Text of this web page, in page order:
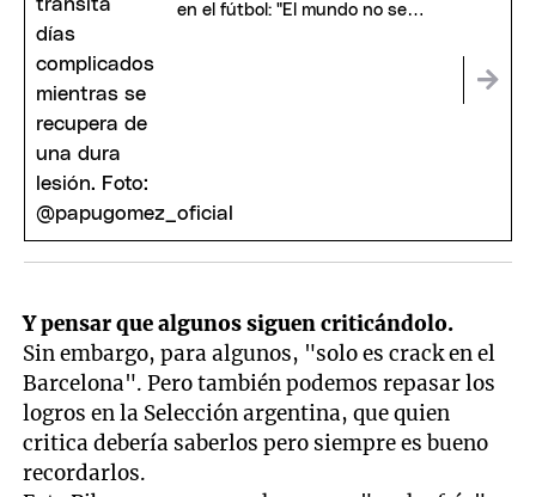
en el fútbol: "El mundo no se
Y pensar que algunos siguen criticándolo.
Sin embargo, para algunos, "solo es crack en el
Barcelona". Pero también podemos repasar los
logros en la Selección argentina, que quien
critica debería saberlos pero siempre es bueno
recordarlos.